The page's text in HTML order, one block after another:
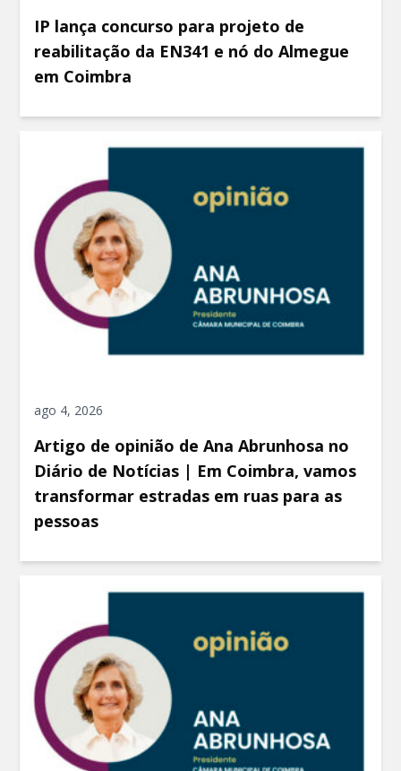
IP lança concurso para projeto de
reabilitação da EN341 e nó do Almegue
em Coimbra
ago 4, 2026
Artigo de opinião de Ana Abrunhosa no
Diário de Notícias | Em Coimbra, vamos
transformar estradas em ruas para as
pessoas